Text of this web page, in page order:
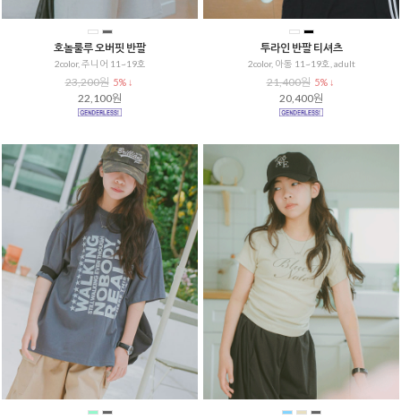
호놀룰루 오버핏 반팔
2color, 주니어 11~19호
23,200원 5% ↓
22,100원
투라인 반팔 티셔츠
2color, 아동 11~19호, adult
21,400원 5% ↓
20,400원